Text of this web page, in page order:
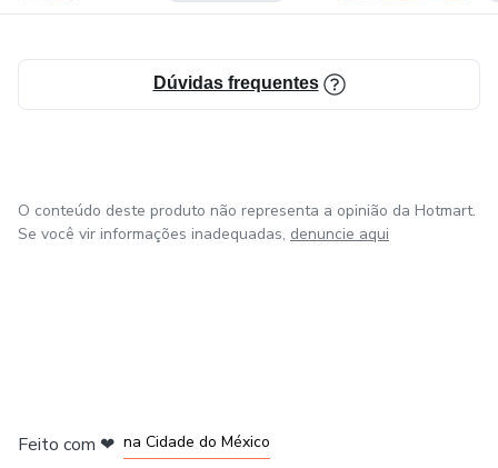
Dúvidas frequentes
O conteúdo deste produto não representa a opinião da Hotmart.
Se você vir informações inadequadas, denuncie aqui
Feito com ❤ na Cidade do México